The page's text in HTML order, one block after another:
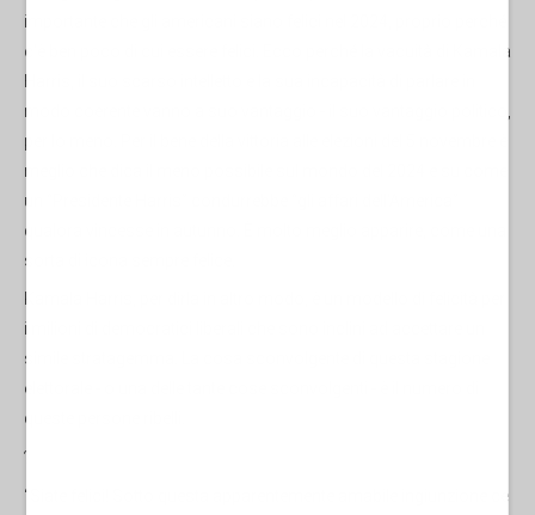
importante che gli americani siano felici nel 2024, proprio perché
c'è ben poco di cui essere felici. Ecco perché la vacuità di Kamala
modo coerente vanno a suo vantaggio - il suo vantaggio politico,
per lo meno. Per il bene della vittoria alle elezioni del 5 novembre è
meglio che dica il meno possibile sul mondo del 2024 e su come
un “Presidente Harris” condurrebbe “gli affari dell'America”
qualora vincesse in autunno. È molto meglio apparire, come una
sorta di icona sempre felice.
i milioni di democratici liberali che sono inclini ad accettare un
simile stratagemma. La cosa sconvolgente di questa stagione
elettorale - o una delle tante cose sconvolgenti - è il numero di
queste persone ribelli.
?
“Siate felici! Sotto questa apparentemente amabile ingiunzione ce